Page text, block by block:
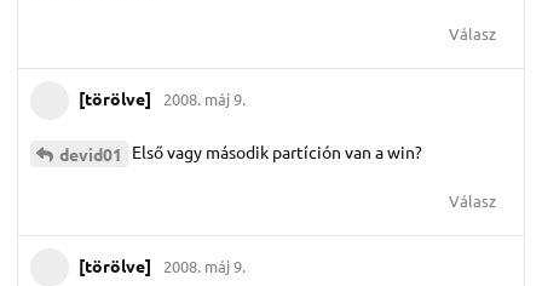
Válasz
[törölve] 2008. máj 9.
devid01 Első vagy második partíción van a win?
Válasz
[törölve] 2008. máj 9.